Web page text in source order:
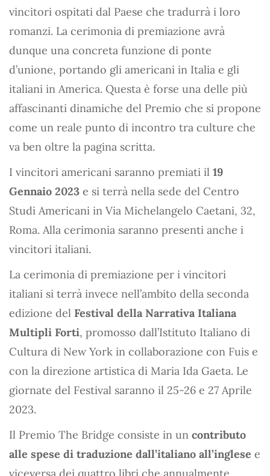
vincitori ospitati dal Paese che tradurrà i loro
romanzi. La cerimonia di premiazione avrà
dunque una concreta funzione di ponte
d’unione, portando gli americani in Italia e gli
italiani in America. Questa è forse una delle più
affascinanti dinamiche del Premio che si propone
come un reale punto di incontro tra culture che
va ben oltre la pagina scritta.
I vincitori americani saranno premiati il 19
Gennaio 2023 e si terrà nella sede del Centro
Studi Americani in Via Michelangelo Caetani, 32,
Roma. Alla cerimonia saranno presenti anche i
vincitori italiani.
La cerimonia di premiazione per i vincitori
italiani si terrà invece nell’ambito della seconda
edizione del Festival della Narrativa Italiana
Multipli Forti, promosso dall’Istituto Italiano di
Cultura di New York in collaborazione con Fuis e
con la direzione artistica di Maria Ida Gaeta. Le
giornate del Festival saranno il 25-26 e 27 Aprile
2023.
Il Premio The Bridge consiste in un contributo
alle spese di traduzione dall’italiano all’inglese e
viceversa dei quattro libri che annualmente